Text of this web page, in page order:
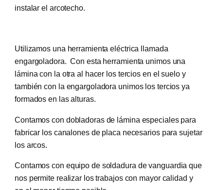
instalar el arcotecho.
Utilizamos una herramienta eléctrica llamada
engargoladora. Con esta herramienta unimos una
lámina con la otra al hacer los tercios en el suelo y
también con la engargoladora unimos los tercios ya
formados en las alturas.
Contamos con dobladoras de lámina especiales para
fabricar los canalones de placa necesarios para sujetar
los arcos.
Contamos con equipo de soldadura de vanguardia que
nos permite realizar los trabajos con mayor calidad y